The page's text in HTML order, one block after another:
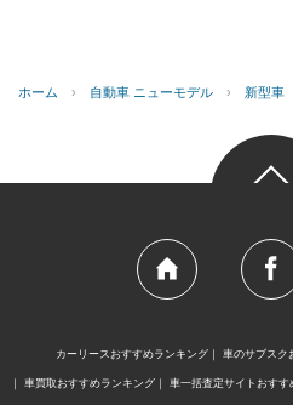
ホーム › 自動車 ニューモデル › 新型車
カーリースおすすめランキング 車のサブスク
車買取おすすめランキング 車一括査定サイトおすす